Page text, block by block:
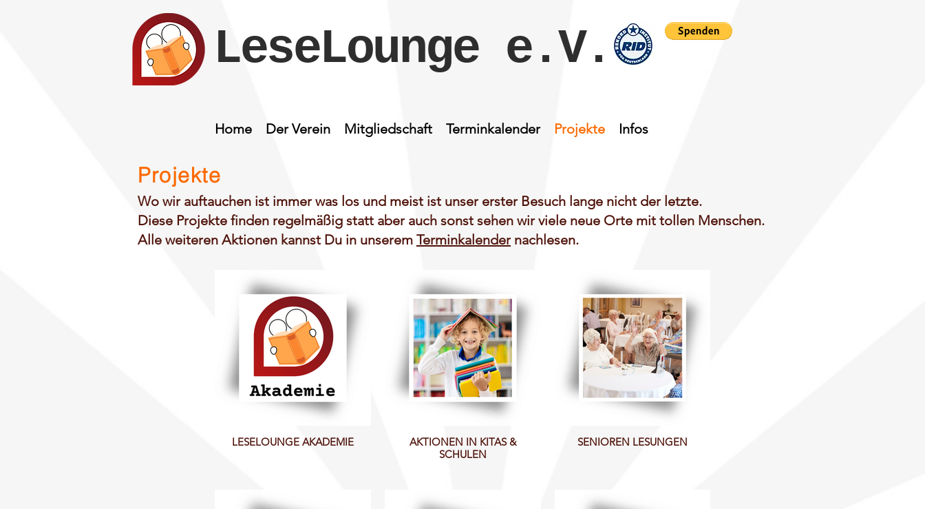
LeseLounge e.V.
Home Der Verein Mitgliedschaft Terminkalender Projekte Infos
Projekte
Wo wir auftauchen ist immer was los und meist ist unser erster Besuch lange nicht der letzte.
Diese Projekte finden regelmäßig statt aber auch sonst sehen wir viele neue Orte mit tollen Menschen.
Alle weiteren Aktionen kannst Du in unserem Terminkalendernachlesen.
LESELOUNGE AKADEMIE
AKTIONEN IN KITAS &
SCHULEN
SENIOREN LESUNGEN